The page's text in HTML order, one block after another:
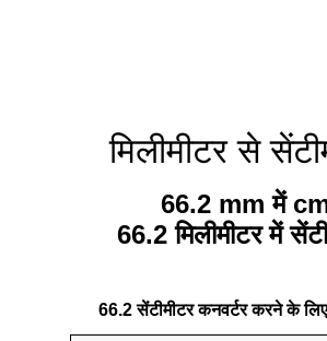
मिलीमीटर से
66.2 mm में
66.2 मिलीमीटर में
66.2 सेंटीमीटर कनवर्टर करने के लिए